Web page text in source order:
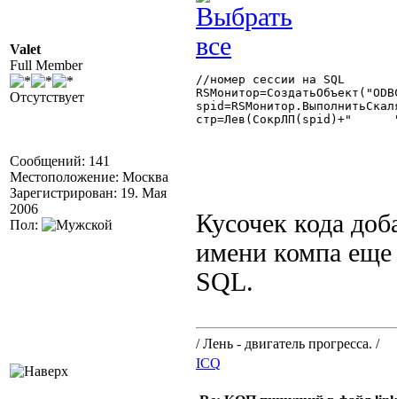
Valet
Full Member
Отсутствует
Сообщений: 141
Местоположение: Москва
Зарегистрирован: 19. Мая
2006
Пол:
//номер сессии на SQL
стр=Лев(СокрЛП(spid)+"
Кусочек кода
имени компа еще
SQL.
/ Лень - двигатель прогресса. /
ICQ